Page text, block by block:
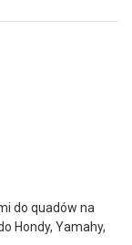
do quadów na
Hondy, Yamahy,